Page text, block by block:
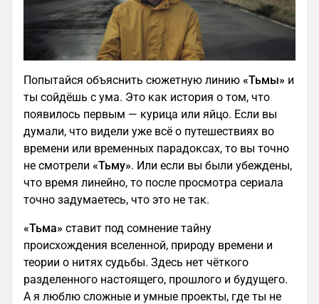
Попытайся объяснить сюжетную линию «Тьмы» и
ты сойдёшь с ума. Это как история о том, что
появилось первым — курица или яйцо. Если вы
думали, что видели уже всё о путешествиях во
времени или временных парадоксах, то вы точно
не смотрели «Тьму». Или если вы были убеждены,
что время линейно, то после просмотра сериала
точно задумаетесь, что это не так.
«Тьма» ставит под сомнение тайну
происхождения вселенной, природу времени и
теории о нитях судьбы. Здесь нет чёткого
разделенного настоящего, прошлого и будущего.
А я люблю сложные и умные проекты, где ты не